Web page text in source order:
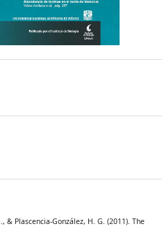
& Plascencia-González, H. G. (2011). The